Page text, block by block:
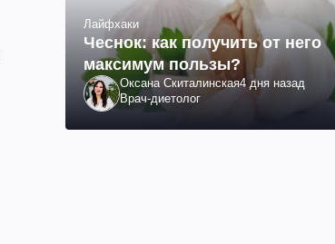
Лайфхаки
Чеснок: как получить от него
максимум пользы?
Оксана Скиталинская4 дня назад
Врач-диетолог